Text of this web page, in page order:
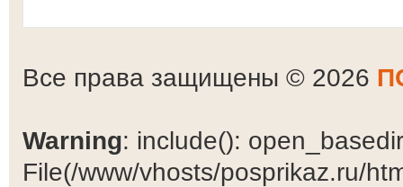
Все права защищены © 2026
Warning: include():
File(/www/vhosts/posprikaz.ru/